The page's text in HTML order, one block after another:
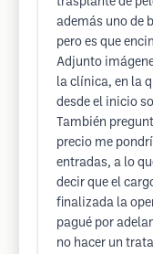
además uno de
pero es que
Adjunto
la clínica, en la
desde el inicio
También
precio me
entradas, a lo
decir que el
finalizada la
pagué por
no hacer un